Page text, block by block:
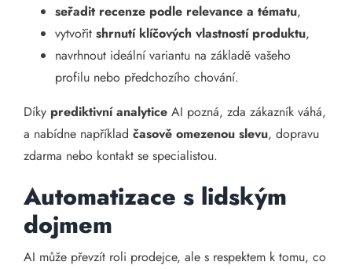
seřadit recenze podle relevance a tématu,
vytvořit shrnutí klíčových vlastností produktu,
navrhnout ideální variantu na základě vašeho
profilu nebo předchozího chování.
Díky prediktivní analytice AI pozná, zda zákazník váhá,
a nabídne například časově omezenou slevu, dopravu
zdarma nebo kontakt se specialistou.
Automatizace s lidským
dojmem
AI může převzít roli prodejce, ale s respektem k tomu, co